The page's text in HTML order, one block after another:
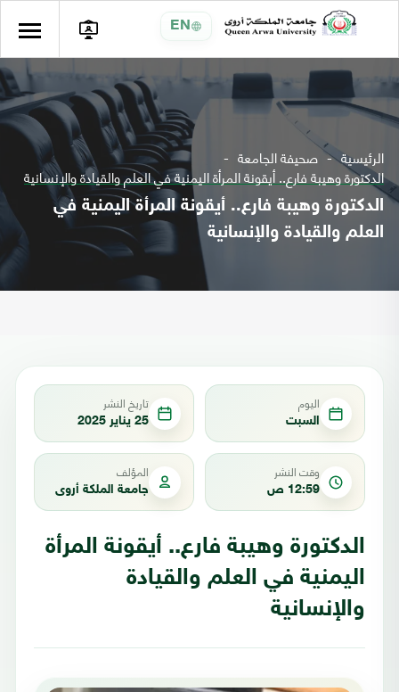
EN
الرئيسية صحيفة الجامعة
الدكتورة وهيبة فارع.. أيقونة المرأة اليمنية في العلم والقيادة والإنسانية
الدكتورة وهيبة فارع.. أيقونة المرأة اليمنية في
العلم والقيادة والإنسانية
اليوم
السبت
تاريخ النشر
25 يناير 2025
وقت النشر
12:59 ص
المؤلف
جامعة الملكة أروى
الدكتورة وهيبة فارع.. أيقونة المرأة
اليمنية في العلم والقيادة
والإنسانية